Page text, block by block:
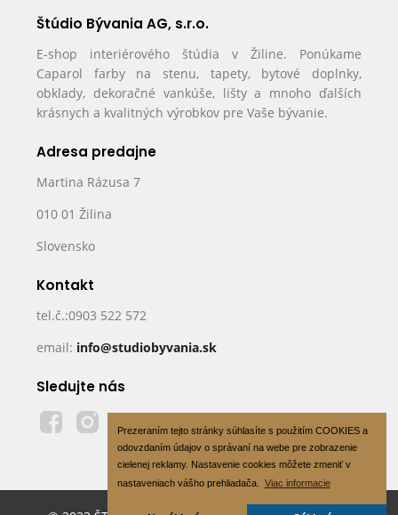
Prezeraním tejto stránky súhlasíte s použitím COOKIES a
odovzdaním údajov o správaní na webe pre zobrazenie
cielenej reklamy. Nastavenie cookies môžete zmeniť v
nastaveniach vášho prehliadača.
Viac informacie
Štúdio Bývania AG, s.r.o.
E-shop interiérového štúdia v Žiline. Ponúkame
Caparol farby na stenu, tapety, bytové doplnky,
obklady, dekoračné vankúše, lišty a mnoho ďalších
krásnych a kvalitných výrobkov pre Vaše bývanie.
Adresa predajne
Martina Rázusa 7
010 01 Žilina
Slovensko
Kontakt
tel.č.:0903 522 572
email: info@studiobyvania.sk
Sledujte nás